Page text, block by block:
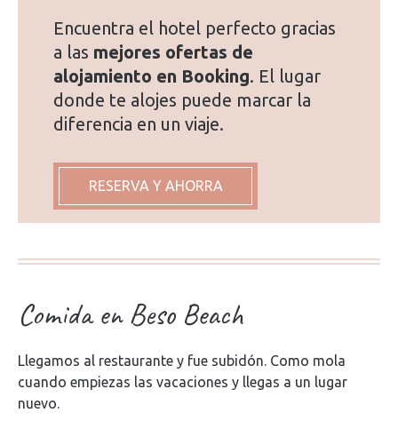
Encuentra el hotel perfecto gracias
a las mejores ofertas de
alojamiento en Booking. El lugar
donde te alojes puede marcar la
diferencia en un viaje.
RESERVA Y AHORRA
Comida en Beso Beach
Llegamos al restaurante y fue subidón. Como mola
cuando empiezas las vacaciones y llegas a un lugar
nuevo.